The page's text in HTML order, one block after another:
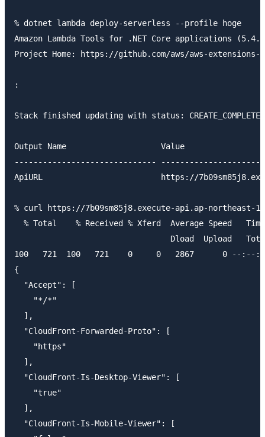
% dotnet lambda deploy-serverless --profile hoge
Amazon Lambda Tools for .NET Core applications
Project Home: https://github.com/aws/aws-
:
Stack finished updating with status: CREATE_COMPLETE
Output Name
------------------------------
ApiURL                         https://
% curl https://7b09sm85j8.execute-api.ap-northeast-
% Total    % Received % Xferd  Average Speed
Dload  Upload
100   721  100   721    0     0   2867      0 --
{
  "Accept": [
    "*/*"
  ],
  "CloudFront-Forwarded-Proto": [
    "https"
  ],
  "CloudFront-Is-Desktop-Viewer": [
    "true"
  ],
  "CloudFront-Is-Mobile-Viewer": [